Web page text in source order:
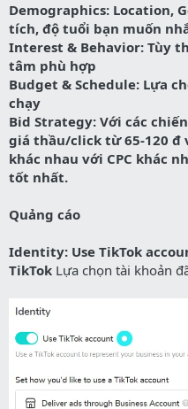
Demographics: Location,
tích, độ tuổi bạn muốn
Interest & Behavior: Tùy
tâm phù hợp
Budget & Schedule: Lựa
chạy
Bid Strategy: Với các
giá thầu/click từ 65-120 đ
khác nhau với CPC khác
tốt nhất.
Quảng cáo
Identity: Use TikTok
TikTok Lựa chọn tài khoản